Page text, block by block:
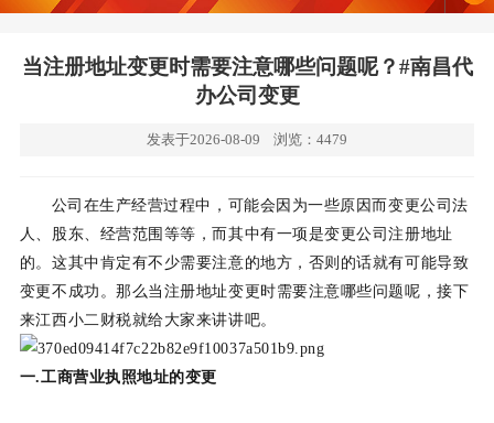
当注册地址变更时需要注意哪些问题呢？#南昌代
办公司变更
发表于2026-08-09 浏览：4479
公司在生产经营过程中，可能会因为一些原因而变更公司法
人、股东、经营范围等等，而其中有一项是变更公司注册地址
的。这其中肯定有不少需要注意的地方，否则的话就有可能导致
变更不成功。那么当注册地址变更时需要注意哪些问题呢，接下
来江西小二财税就给大家来讲讲吧。
一.工商营业执照地址的变更